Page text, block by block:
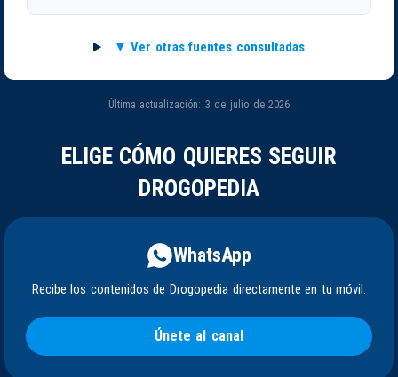
Ver otras fuentes consultadas
Última actualización: 3 de julio de 2026
ELIGE CÓMO QUIERES SEGUIR
DROGOPEDIA
WhatsApp
Recibe los contenidos de Drogopedia directamente en tu móvil.
Únete al canal